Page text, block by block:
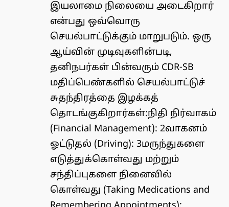
இயலாமை நிலையை அடைகிறார்
என்பது ஒவ்வொரு
செயல்பாட்டுக்கும் மாறுபடும். ஒரு
ஆய்வின் முடிவுகளின்படி,
தனிநபர்கள் பின்வரும் CDR-SB
மதிப்பெண்களில் செயல்பாட்டுச்
சுதந்திரத்தை இழக்கத்
தொடங்குகிறார்கள்:நிதி நிர்வாகம்
(Financial Management): 2வாகனம்
ஓட்டுதல் (Driving): 3மருந்துகளை
எடுத்துக்கொள்வது மற்றும்
சந்திப்புகளை நினைவில்
கொள்வது (Taking Medications and